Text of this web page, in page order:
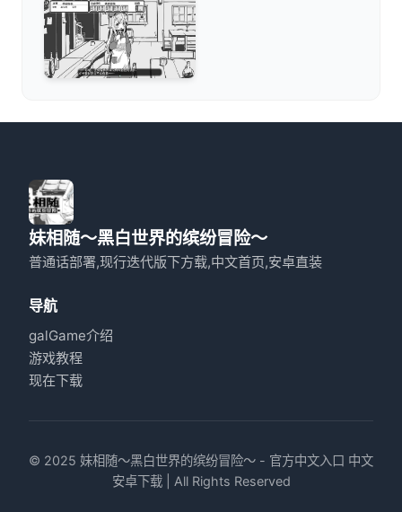
妹相随～黑白世界的缤纷冒险～
普通话部署,现行迭代版下方载,中文首页,安卓直装
导航
galGame介绍
游戏教程
现在下载
© 2025 妹相随～黑白世界的缤纷冒险～ - 官方中文入口 中文
安卓下载 | All Rights Reserved